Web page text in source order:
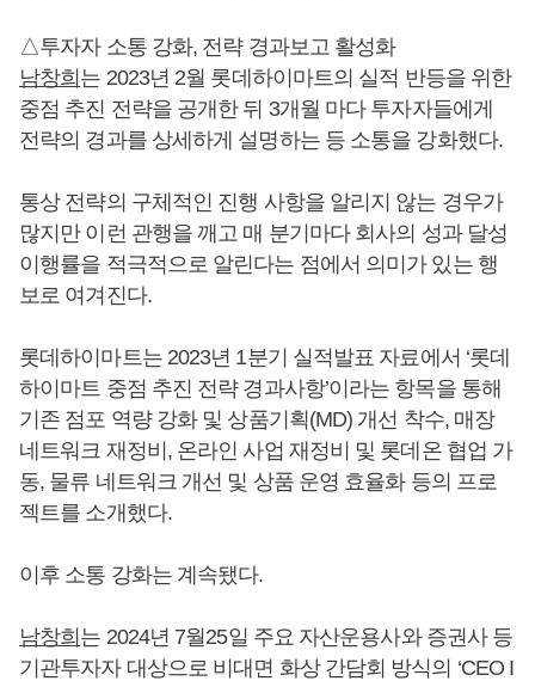
△투자자 소통 강화, 전략 경과보고 활성화
남창희는 2023년 2월 롯데하이마트의 실적 반등을 위한
중점 추진 전략을 공개한 뒤 3개월 마다 투자자들에게
전략의 경과를 상세하게 설명하는 등 소통을 강화했다.
통상 전략의 구체적인 진행 사항을 알리지 않는 경우가
많지만 이런 관행을 깨고 매 분기마다 회사의 성과 달성
이행률을 적극적으로 알린다는 점에서 의미가 있는 행
보로 여겨진다.
롯데하이마트는 2023년 1분기 실적발표 자료에서 ‘롯데
하이마트 중점 추진 전략 경과사항’이라는 항목을 통해
기존 점포 역량 강화 및 상품기획(MD) 개선 착수, 매장
네트워크 재정비, 온라인 사업 재정비 및 롯데온 협업 가
동, 물류 네트워크 개선 및 상품 운영 효율화 등의 프로
젝트를 소개했다.
이후 소통 강화는 계속됐다.
남창희는 2024년 7월25일 주요 자산운용사와 증권사 등
기관투자자 대상으로 비대면 화상 간담회 방식의 ‘CEO I